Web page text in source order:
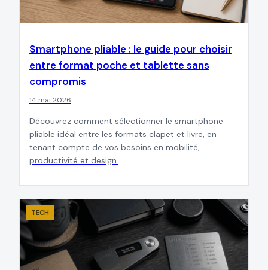
Smartphone pliable : le guide pour choisir
entre format poche et tablette sans
compromis
14 mai 2026
Découvrez comment sélectionner le smartphone
pliable idéal entre les formats clapet et livre, en
tenant compte de vos besoins en mobilité,
productivité et design.
TECH